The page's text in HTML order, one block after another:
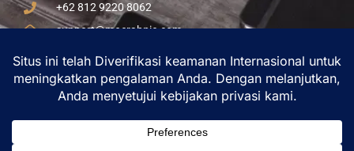
+62 812 9220 8062
support@moerahnie.com
dipantau secara real-time oleh
Google Analytics
pengalaman belanja terbaik Anda.